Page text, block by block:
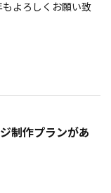
よろしくお願い致
制作プランがあ